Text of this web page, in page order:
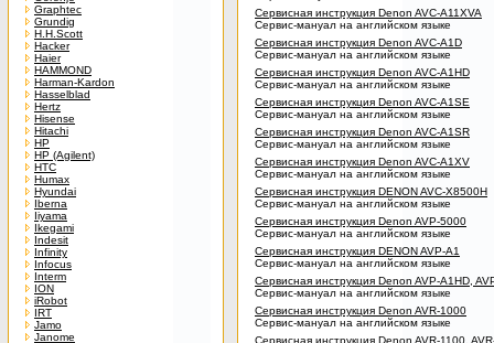
Graphtec
Grundig
H.H.Scott
Hacker
Haier
HAMMOND
Harman-Kardon
Hasselblad
Hertz
Hisense
Hitachi
HP
HP (Agilent)
HTC
Humax
Hyundai
Iberna
Iiyama
Ikegami
Indesit
Infinity
Infocus
Interm
ION
iRobot
IRT
Jamo
Janome
Сервисная инструкция Denon AVC-A11XVA
Сервис-мануал на английском языке
Сервисная инструкция Denon AVC-A1D
Сервис-мануал на английском языке
Сервисная инструкция Denon AVC-A1HD
Сервис-мануал на английском языке
Сервисная инструкция Denon AVC-A1SE
Сервис-мануал на английском языке
Сервисная инструкция Denon AVC-A1SR
Сервис-мануал на английском языке
Сервисная инструкция Denon AVC-A1XV
Сервис-мануал на английском языке
Сервисная инструкция DENON AVC-X8500H
Сервис-мануал на английском языке
Сервисная инструкция Denon AVP-5000
Сервис-мануал на английском языке
Сервисная инструкция DENON AVP-A1
Сервис-мануал на английском языке
Сервисная инструкция Denon AVP-A1HD,
Сервис-мануал на английском языке
Сервисная инструкция Denon AVR-1000
Сервис-мануал на английском языке
Сервисная инструкция Denon AVR-1100,